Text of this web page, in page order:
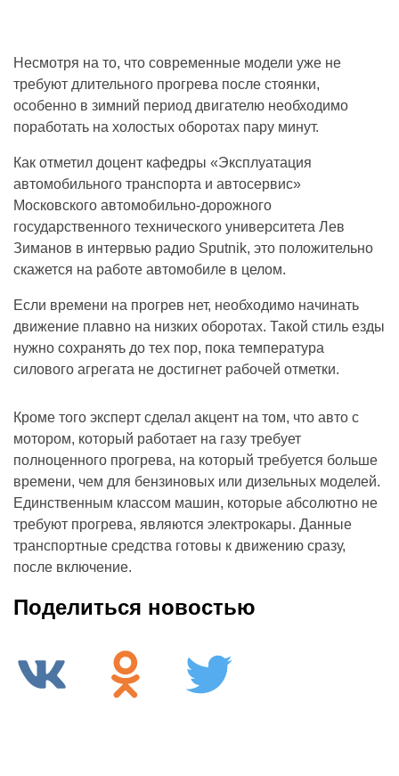
Несмотря на то, что современные модели уже не
требуют длительного прогрева после стоянки,
особенно в зимний период двигателю необходимо
поработать на холостых оборотах пару минут.
Как отметил доцент кафедры «Эксплуатация
автомобильного транспорта и автосервис»
Московского автомобильно-дорожного
государственного технического университета Лев
Зиманов в интервью радио Sputnik, это положительно
скажется на работе автомобиле в целом.
Если времени на прогрев нет, необходимо начинать
движение плавно на низких оборотах. Такой стиль езды
нужно сохранять до тех пор, пока температура
силового агрегата не достигнет рабочей отметки.
Кроме того эксперт сделал акцент на том, что авто с
мотором, который работает на газу требует
полноценного прогрева, на который требуется больше
времени, чем для бензиновых или дизельных моделей.
Единственным классом машин, которые абсолютно не
требуют прогрева, являются электрокары. Данные
транспортные средства готовы к движению сразу,
после включение.
Поделиться новостью